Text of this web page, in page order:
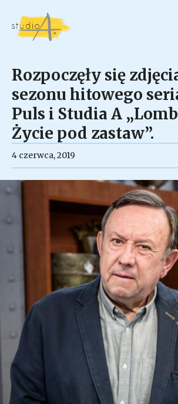
Rozpoczęły się
sezonu hitowego
Puls i Studia A
Życie pod zastaw”.
4 czerwca, 2019